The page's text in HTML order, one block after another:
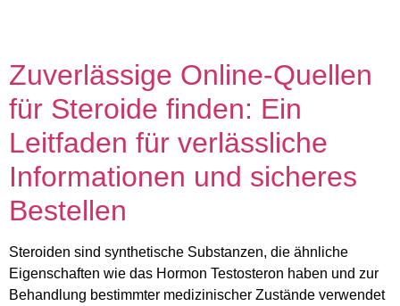
Zuverlässige Online-Quellen
für Steroide finden: Ein
Leitfaden für verlässliche
Informationen und sicheres
Bestellen
Steroiden sind synthetische Substanzen, die ähnliche
Eigenschaften wie das Hormon Testosteron haben und zur
Behandlung bestimmter medizinischer Zustände verwendet